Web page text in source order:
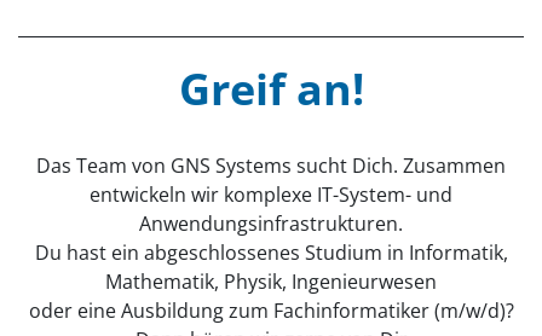
Greif an!
Das Team von GNS Systems sucht Dich. Zusammen
entwickeln wir komplexe IT-System- und
Anwendungsinfrastrukturen.
Du hast ein abgeschlossenes Studium in Informatik,
Mathematik, Physik, Ingenieurwesen
oder eine Ausbildung zum Fachinformatiker (m/w/d)?